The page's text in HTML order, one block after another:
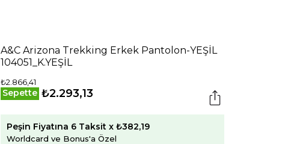
A&C Arizona Trekking Erkek Pantolon-YEŞİL
104051_K.YEŞİL
₺2.866,41
Sepette ₺2.293,13
Peşin Fiyatına 6 Taksit x ₺382,19
Worldcard ve Bonus'a Özel